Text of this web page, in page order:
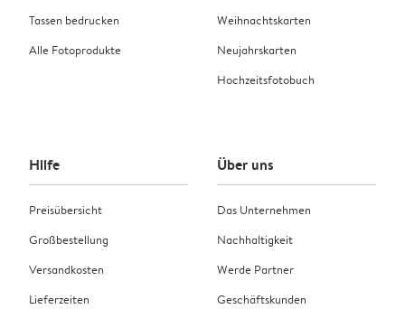
Tassen bedrucken
Alle Fotoprodukte
Weihnachtskarten
Neujahrskarten
Hochzeitsfotobuch
Hilfe
Preisübersicht
Großbestellung
Versandkosten
Lieferzeiten
Über uns
Das Unternehmen
Nachhaltigkeit
Werde Partner
Geschäftskunden